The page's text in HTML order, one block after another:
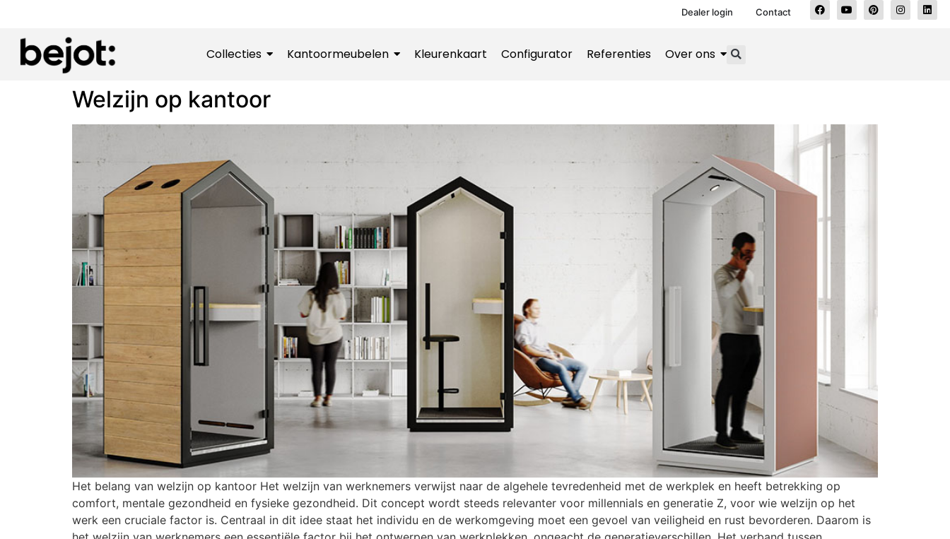
Dealer login Contact
Collecties Kantoormeubelen Kleurenkaart Configurator Referenties Over ons
Welzijn op kantoor
Het belang van welzijn op kantoor Het welzijn van werknemers verwijst naar de algehele tevredenheid met de werkplek en heeft betrekking op
comfort, mentale gezondheid en fysieke gezondheid. Dit concept wordt steeds relevanter voor millennials en generatie Z, voor wie welzijn op het
werk een cruciale factor is. Centraal in dit idee staat het individu en de werkomgeving moet een gevoel van veiligheid en rust bevorderen. Daarom is